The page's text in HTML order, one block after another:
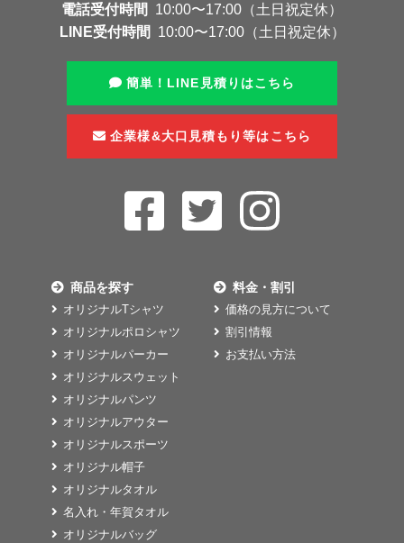
電話受付時間
10:00〜17:00（土日祝定休）
LINE受付時間
10:00〜17:00（土日祝定休）
簡単！LINE見積りはこちら
企業様&大口見積もり等はこちら
商品を探す
オリジナルTシャツ
オリジナルポロシャツ
オリジナルパーカー
オリジナルスウェット
オリジナルパンツ
オリジナルアウター
オリジナルスポーツ
オリジナル帽子
オリジナルタオル
名入れ・年賀タオル
オリジナルバッグ
料金・割引
価格の見方について
割引情報
お支払い方法